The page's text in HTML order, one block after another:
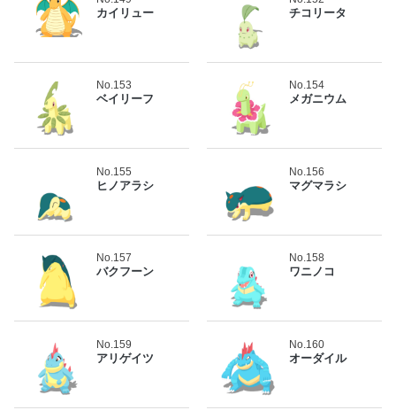
カイリュー チコリータ
No.153
ベイリーフ
No.154
メガニウム
No.155
ヒノアラシ
No.156
マグマラシ
No.157
バクフーン
No.158
ワニノコ
No.159
アリゲイツ
No.160
オーダイル